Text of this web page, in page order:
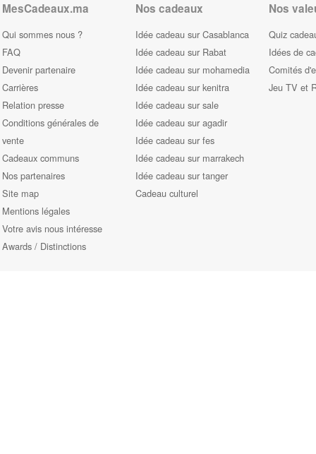
MesCadeaux.ma
Qui sommes nous ?
FAQ
Devenir partenaire
Carrières
Relation presse
Conditions générales de
vente
Cadeaux communs
Nos partenaires
Site map
Mentions légales
Votre avis nous intéresse
Awards / Distinctions
Nos cadeaux
Idée cadeau sur Casablanca
Idée cadeau sur Rabat
Idée cadeau sur mohamedia
Idée cadeau sur kenitra
Idée cadeau sur sale
Idée cadeau sur agadir
Idée cadeau sur fes
Idée cadeau sur marrakech
Idée cadeau sur tanger
Cadeau culturel
Nos
Quiz
Idées de
Comités
Jeu TV et